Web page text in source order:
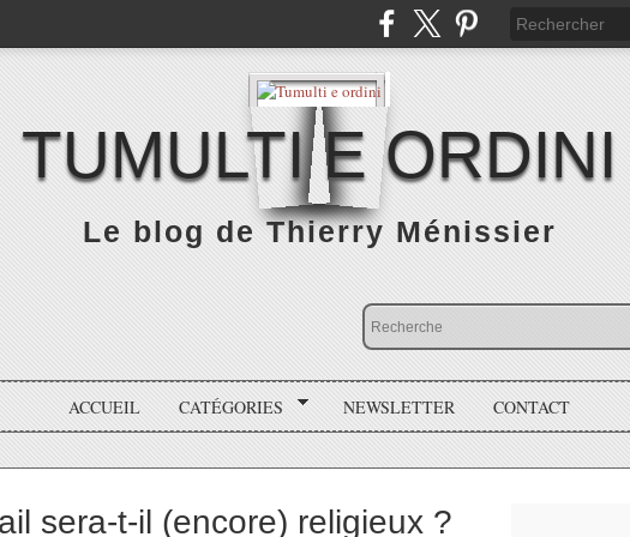
TUMULTI E ORDINI
Le blog de Thierry Ménissier
ACCUEIL CATÉGORIES NEWSLETTER CONTACT
sera-t-il (encore) religieux ?